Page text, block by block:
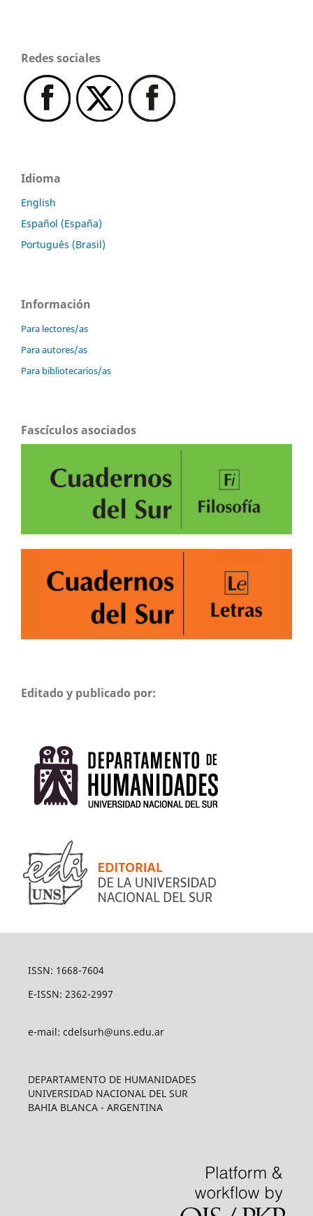
Redes sociales
Idioma
English
Español (España)
Português (Brasil)
Información
Para lectores/as
Para autores/as
Para bibliotecarios/as
Fascículos asociados
Editado y publicado por:
ISSN: 1668-7604
E-ISSN: 2362-2997
e-mail: cdelsurh@uns.edu.ar
DEPARTAMENTO DE HUMANIDADES
UNIVERSIDAD NACIONAL DEL SUR
BAHIA BLANCA - ARGENTINA